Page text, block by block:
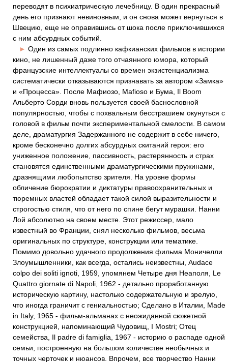
переводят в психиатрическую лечебницу. В один прекрасный
день его признают невиновным, и он снова может вернуться в
Швецию, еще не оправившись от шока после приключившихся
с ним абсурдных событий.
► Один из самых подлинно кафкианских фильмов в истории
кино, не лишенный даже того отчаянного юмора, который
французские интеллектуалы со времен экзистенциализма
систематически отказываются признавать за автором «Замка»
и «Процесса». После Мафиозо, Mafioso и Бума, Il Boom
Альберто Сорди вновь пользуется своей баснословной
популярностью, чтобы с похвальным бесстрашием окунуться с
головой в фильм почти экспериментальной смелости. В самом
деле, драматургия Задержанного не содержит в себе ничего,
кроме бесконечно долгих абсурдных скитаний героя: его
униженное положение, пассивность, растерянность и страх
становятся единственными драматургическими пружинами,
дразнящими любопытство зрителя. На уровне формы
обличение бюрократии и диктатуры правоохранительных и
тюремных властей обладает такой силой выразительности и
строгостью стиля, что от него по спине бегут мурашки. Нанни
Лой абсолютно на своем месте. Этот режиссер, мало
известный во Франции, снял несколько фильмов, весьма
оригинальных по структуре, конструкции или тематике.
Помимо довольно удачного продолжения фильма Моничелли
Злоумышленники, как всегда, остались неизвестны, Audace
colpo dei soliti ignoti, 1959, упомянем Четыре дня Неаполя, Le
Quattro giornate di Napoli, 1962 - детально проработанную
историческую картину, настолько содержательную и зрелую,
что иногда граничит с гениальностью; Сделано в Италии, Made
in Italy, 1965 - фильм-альманах с неожиданной сюжетной
конструкцией, напоминающий Чудовищ, I Mostri; Отец
семейства, Il padre di famiglia, 1967 - историю о распаде одной
семьи, построенную на большом количестве необычных и
точных черточек и нюансов. Впрочем, все творчество Нанни